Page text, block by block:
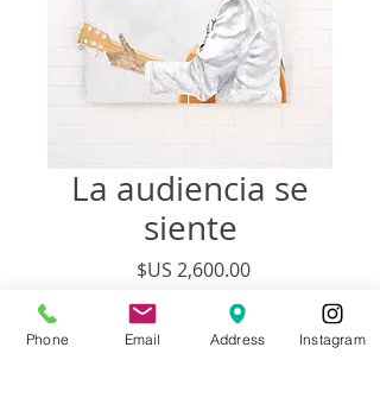
La audiencia se
siente
‏2,600.00 US$
غير متوفر Phone Email Address Instagram